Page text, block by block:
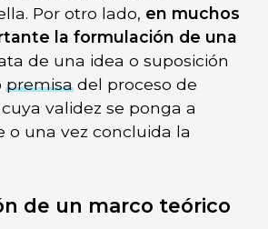
Por otro lado, en muchos
la formulación de una
de una idea o suposición
premisadel proceso de
validez se ponga a
o una vez concluida la
de un marco teórico